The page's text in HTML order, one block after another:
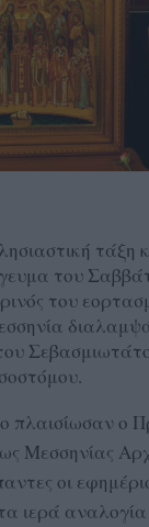
τάξη
του
του
πλαισίωσαν ο
Μεσσηνίας
οι
ιερά αναλογία